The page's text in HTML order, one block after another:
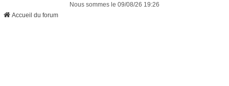
Nous sommes le 09/08/26 19:26
Accueil du forum